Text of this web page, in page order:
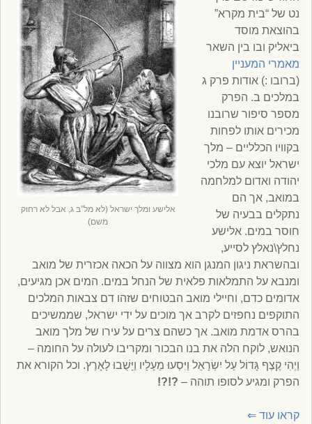
אלישע ומלך ישראל (לא מל”ב ג, אבל לא רחוק
משם)
נט של “בית מקרא”
בהוצאת מוסד
ביאליק ובו בין השאר
מאמרי המעניין
(ברובו :) אודות פרק ג
במלכים ב. הפרק
מספר סיפור שרובנו
מכירים אותו לפחות
בקוויו הכלליים – מלך
ישראל יוצא עם מלכי
יהודה ואדום למלחמה
במואב, אך הם
נתקלים בבעיה של
חוסר במים. אלישע
נחלץ\נאלץ לסייע,
ובהשראת ניגון המנגן הוא מצווה על הכאה אכזרית של מואב
ומנבא על התמלאות פלאית של הנחל במים. המים אכן מגיעים,
אדומים כדם, וחיילי מואב הבטוחים שזהו דם צבאות המלכים
התוקפים נחפזים לקרב אך מוכים על ידי ישראל, שממשיכים
בהרס אדמת מואב. אך כשהם צרים על עירו של מלך מואב
הנואש, לוקח הלה את בנו הבכור ומקריבו לעולה על החומה –
וַיְהִי קֶצֶף גָּדוֹל עַל יִשְׂרָאֵל וַיִּסְעוּ מֵעָלָיו וַיָּשֻׁבוּ לָאָרֶץ. וכל הקורא את
הפרק ומגיע לסופו תוהה – ?!?!
קראו עוד⇐